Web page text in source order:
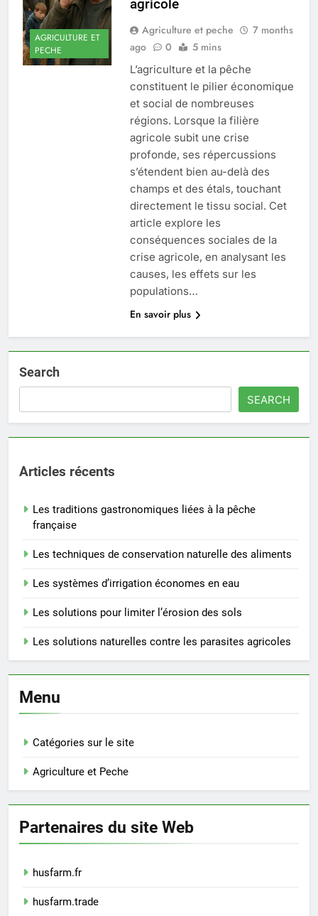
AGRICULTURE ET
PECHE
agricole
Agriculture et peche
7 months
ago
0 5 mins
L’agriculture et la pêche
constituent le pilier économique
et social de nombreuses
régions. Lorsque la filière
agricole subit une crise
profonde, ses répercussions
s’étendent bien au-delà des
champs et des étals, touchant
directement le tissu social. Cet
article explore les
conséquences sociales de la
crise agricole, en analysant les
causes, les effets sur les
populations…
En savoir plus
Search
SEARCH
Articles récents
Les traditions gastronomiques liées à la pêche
française
Les techniques de conservation naturelle des aliments
Les systèmes d’irrigation économes en eau
Les solutions pour limiter l’érosion des sols
Les solutions naturelles contre les parasites agricoles
Menu
Catégories sur le site
Agriculture et Peche
Partenaires du site Web
husfarm.fr
husfarm.trade